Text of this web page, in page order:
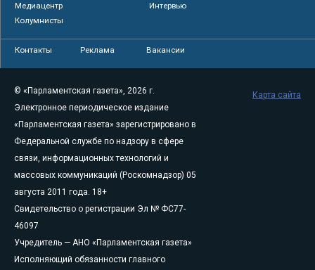
Медиацентр
Интервью
Колумнисты
Контакты Реклама Вакансии
© «Парламентская газета», 2026 г.
Электронное периодическое издание
«Парламентская газета» зарегистрировано в
Федеральной службе по надзору в сфере
связи, информационных технологий и
массовых коммуникаций (Роскомнадзор) 05
августа 2011 года. 18+
Свидетельство о регистрации Эл № ФС77-
46097
Учредитель — АНО «Парламентская газета»
Исполняющий обязанности главного
Карта сайта